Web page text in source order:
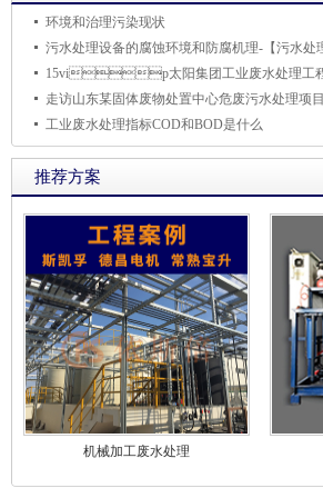
环境和治理污染现状
走访山东某固体废物处置中心危废污水处理项目
工业废水处理指标COD和BOD是什么
推荐方案
机械加工废水处理